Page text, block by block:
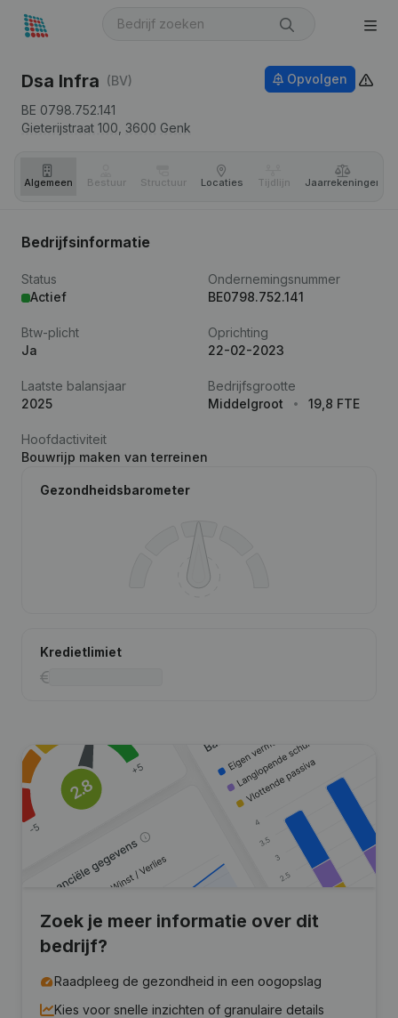
Dsa Infra (BV)
BE 0798.752.141
Gieterijstraat 100, 3600 Genk
Opvolgen
Algemeen Bestuur Structuur Locaties Tijdlijn Jaar­rekeningen
Bedrijfsinformatie
Status
Actief
Ondernemingsnummer
BE0798.752.141
Btw-plicht
Ja
Oprichting
22-02-2023
Laatste balansjaar
2025
Bedrijfsgrootte
Middelgroot
19,8 FTE
Hoofdactiviteit
Bouwrijp maken van terreinen
Gezondheidsbarometer
Kredietlimiet
Zoek je meer informatie over dit
bedrijf?
Raadpleeg de gezondheid in een oogopslag
Kies voor snelle inzichten of granulaire details